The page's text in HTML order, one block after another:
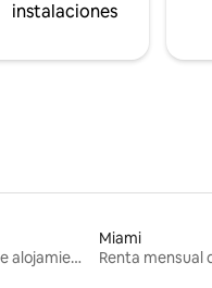
instalaciones
Renta mensual de alojamientos
Miami